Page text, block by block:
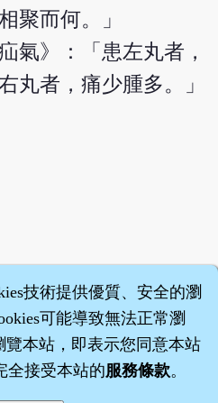
聚而何。」
氣》：「患左丸者，
丸者，痛少腫多。」
技術提供優質、安全的瀏
可能導致無法正常瀏
覽本站，即表示您同意本站
全接受本站的服務條款。